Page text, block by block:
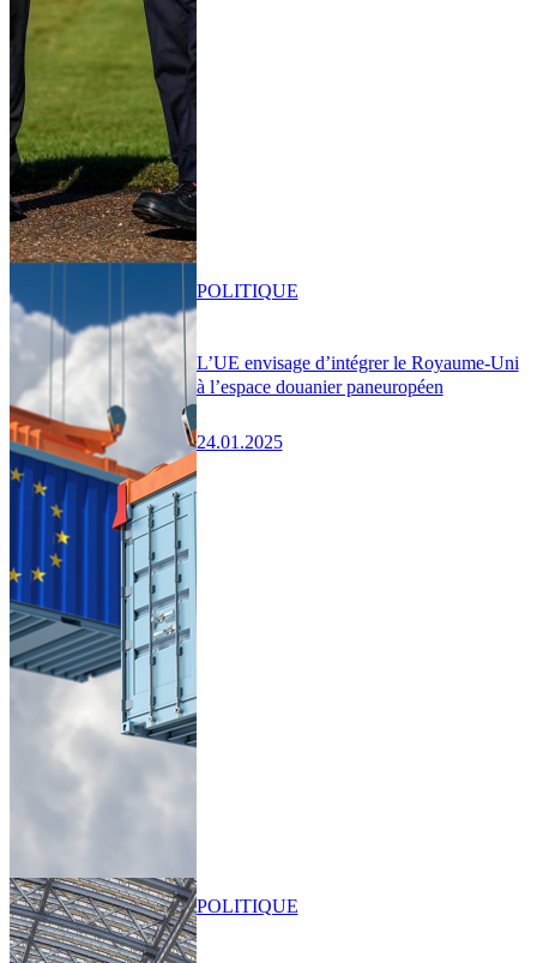
L’UE envisage d’intégrer le Royaume-Uni
à l’espace douanier paneuropéen
24.01.2025
POLITIQUE
POLITIQUE